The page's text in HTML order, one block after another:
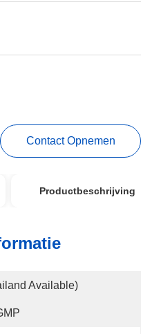
Contact Opnemen
Productbeschrijving
Available)